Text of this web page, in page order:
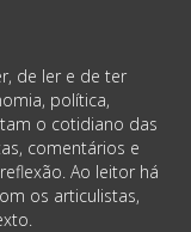
de ler e de ter
política,
o cotidiano das
comentários e
Ao leitor há
os articulistas,